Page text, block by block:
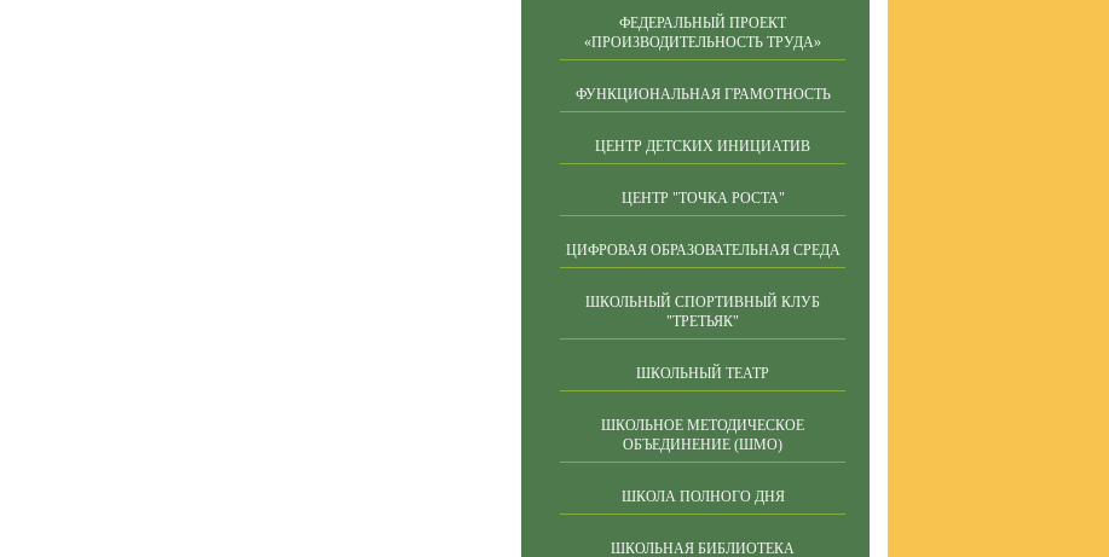
ФЕДЕРАЛЬНЫЙ ПРОЕКТ
«ПРОИЗВОДИТЕЛЬНОСТЬ ТРУДА»
ФУНКЦИОНАЛЬНАЯ ГРАМОТНОСТЬ
ЦЕНТР ДЕТСКИХ ИНИЦИАТИВ
ЦЕНТР "ТОЧКА РОСТА"
ЦИФРОВАЯ ОБРАЗОВАТЕЛЬНАЯ СРЕДА
ШКОЛЬНЫЙ СПОРТИВНЫЙ КЛУБ
"ТРЕТЬЯК"
ШКОЛЬНЫЙ ТЕАТР
ШКОЛЬНОЕ МЕТОДИЧЕСКОЕ
ОБЪЕДИНЕНИЕ (ШМО)
ШКОЛА ПОЛНОГО ДНЯ
ШКОЛЬНАЯ БИБЛИОТЕКА